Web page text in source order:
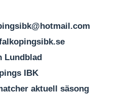
Lundblad
IBK
aktuell säsong